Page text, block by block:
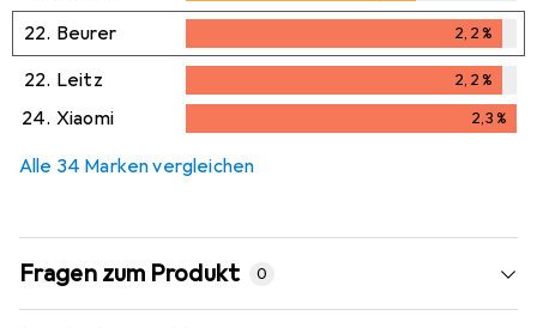
22. Beurer 2,2%
2,2%
22. Leitz 2,2%
2,2%
24. Xiaomi 2,3%
Alle 34 Marken vergleichen
Fragen zum Produkt 0